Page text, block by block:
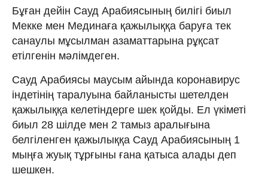
Бұған дейін Сауд Арабиясының билігі биыл
Мекке мен Мединаға қажылыққа баруға тек
санаулы мұсылман азаматтарына рұқсат
етілгенін мәлімдеген.
Сауд Арабиясы маусым айында коронавирус
індетінің таралуына байланысты шетелден
қажылыққа келетіндерге шек қойды. Ел үкіметі
биыл 28 шілде мен 2 тамыз аралығына
белгіленген қажылыққа Сауд Арабиясының 1
мыңға жуық тұрғыны ғана қатыса алады деп
шешкен.